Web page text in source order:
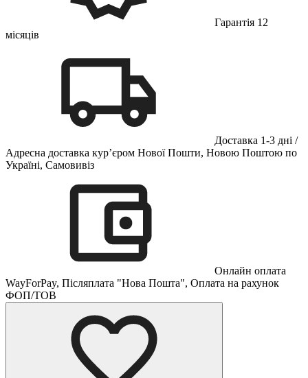
Гарантія 12
місяців
Доставка 1-3 дні /
Адресна доставка кур’єром Нової Пошти, Новою Поштою по
Україні, Самовивіз
Онлайн оплата
WayForPay, Післяплата "Нова Пошта", Оплата на рахунок
ФОП/ТОВ